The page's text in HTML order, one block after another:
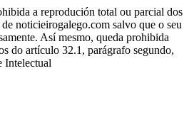
a reprodución total ou parcial dos
noticieirogalego.com salvo que o seu
Así mesmo, queda prohibida
do artículo 32.1, parágrafo segundo,
Intelectual